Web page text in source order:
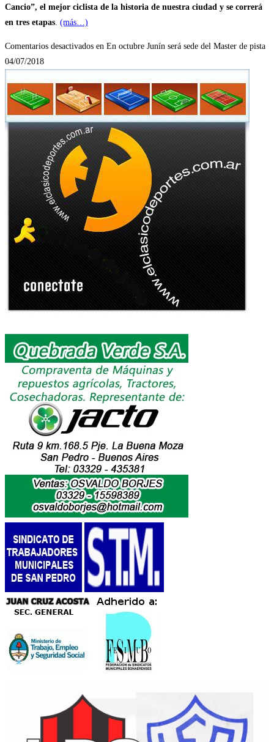
Cancio”, el mejor ciclista de la historia de nuestra ciudad y se correrá
en tres etapas (más…)
Comentarios desactivados en En octubre Junín será sede del Master de pista
04/07/2018